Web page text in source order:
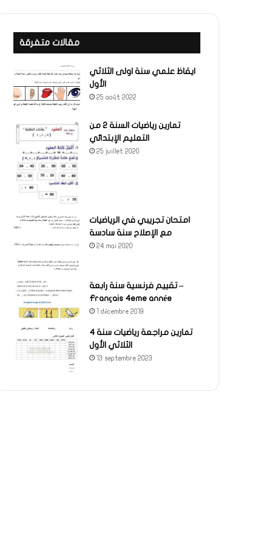
مقالات متفرقة
ايقاظ علمي سنة اولى الثلاثي
الأول
25 août 2022
تمارين رياضيات السنة 2 من
التعليم الإبتدائي
25 juillet 2020
امتحان تجريبي في الرياضيات
مع الإصلاح سنة سادسة
24 mai 2020
تقييم فرنسية سنة رابعة –
Français 4eme année
1 décembre 2019
تمارين مراجعة رياضيات سنة 4
الثلاثي الأول
13 septembre 2023